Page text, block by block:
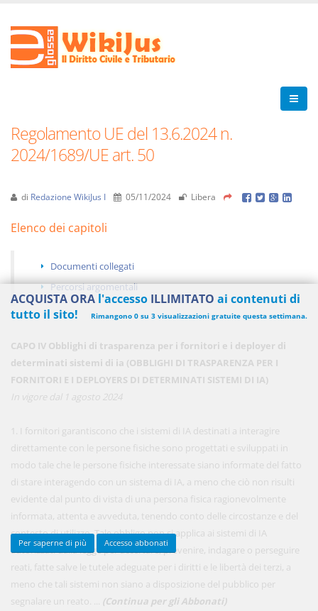
Regolamento UE del 13.6.2024 n.
2024/1689/UE art. 50
di Redazione WikiJus I 05/11/2024 Libera
Elenco dei capitoli
Documenti collegati
Percorsi argomentali
CAPO IV Obblighi di trasparenza per i fornitori e i deployer di
determinati sistemi di ia (OBBLIGHI DI TRASPARENZA PER I
FORNITORI E I DEPLOYERS DI DETERMINATI SISTEMI DI IA)
In vigore dal 1 agosto 2024
1. I fornitori garantiscono che i sistemi di IA destinati a interagire
direttamente con le persone fisiche sono progettati e sviluppati in
modo tale che le persone fisiche interessate siano informate del fatto
di stare interagendo con un sistema di IA, a meno che ciò non risulti
evidente dal punto di vista di una persona fisica ragionevolmente
informata, attenta e avveduta, tenendo conto delle circostanze e del
contesto di utilizzo. Tale obbligo non si applica ai sistemi di IA
autorizzati dalla legge per accertare, prevenire, indagare o perseguire
reati, fatte salve le tutele adeguate per i diritti e le libertà dei terzi, a
meno che tali sistemi non siano a disposizione del pubblico per
segnalare un reato. ... (Continua per gli Abbonati)
ACQUISTA ORA l'accesso ILLIMITATO ai contenuti di
tutto il sito!
Rimangono 0 su 3 visualizzazioni gratuite questa settimana.
450,00 € ANNUALI
anziché
Acquista ora
Per saperne di più Accesso abbonati